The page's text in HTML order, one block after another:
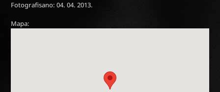
Fotografisano: 04. 04. 2013.
Mapa: